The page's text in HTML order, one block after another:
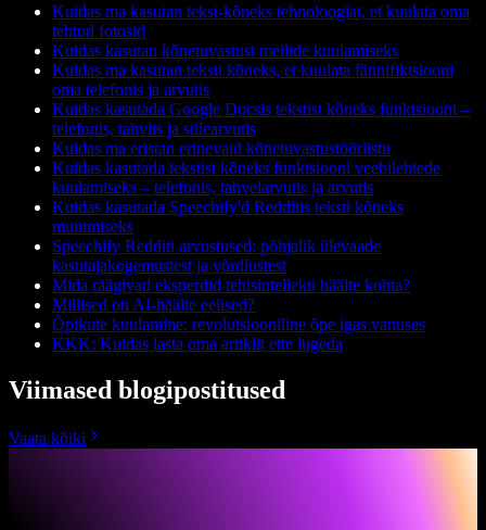
Kuidas ma kasutan tekst-kõneks tehnoloogiat, et kuulata oma
tehtud fotosid
Kuidas kasutan kõnetuvastust meilide kuulamiseks
Kuidas ma kasutan teksti kõneks, et kuulata fännifiktsiooni
oma telefonis ja arvutis
Kuidas kasutada Google Docsis tekstist kõneks funktsiooni –
telefonis, tahvlis ja sülearvutis
Kuidas ma eristan erinevaid kõnetuvastustööriistu
Kuidas kasutada tekstist kõneks funktsiooni veebilehtede
kuulamiseks – telefonis, tahvelarvutis ja arvutis
Kuidas kasutada Speechify'd Redditis teksti kõneks
muutmiseks
Speechify Redditi arvustused: põhjalik ülevaade
kasutajakogemustest ja võrdlustest
Mida räägivad eksperdid tehisintellekti häälte kohta?
Millised on AI-häälte eelised?
Õpikute kuulamine: revolutsiooniline õpe igas vanuses
KKK: Kuidas lasta oma artiklit ette lugeda
Viimased blogipostitused
Vaata kõiki